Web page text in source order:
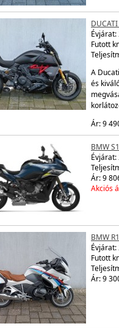
Évjárat:
Futott
A
és
Ár: 9
BMW
Évjárat:
Ár: 9
Akciós
BMW
Évjárat:
Futott
Ár: 9